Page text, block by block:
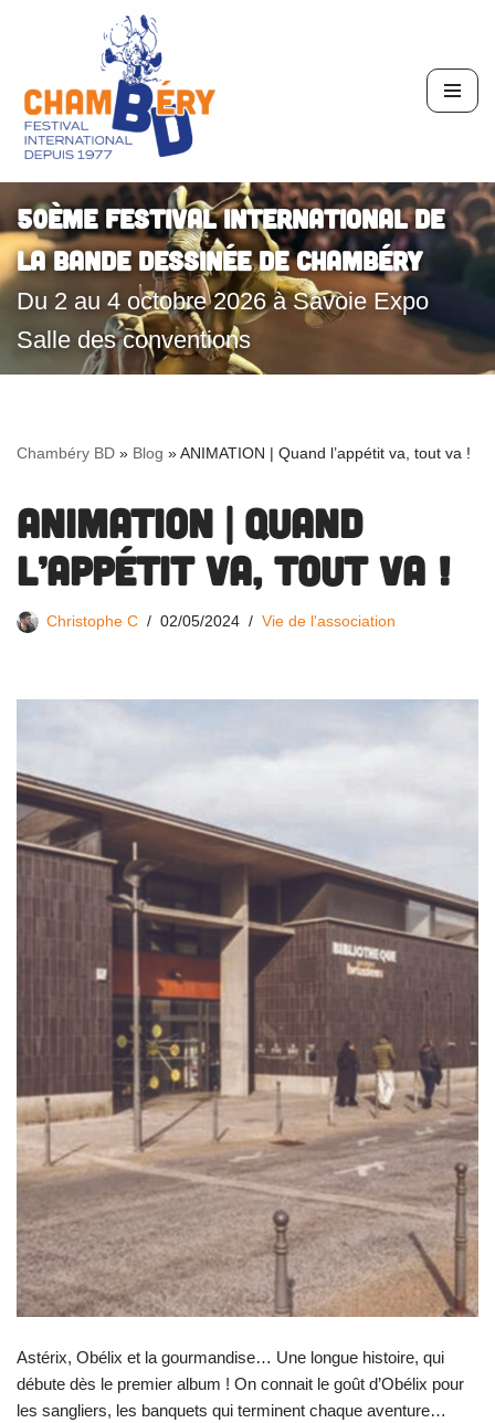
au
contenu
50ème Festival International de
la Bande Dessinée de Chambéry
Du 2 au 4 octobre 2026 à Savoie Expo
Salle des conventions
Chambéry BD » Blog »ANIMATION | Quand l’appétit va, tout va !
ANIMATION | Quand
l’appétit va, tout va !
Christophe C 02/05/2024 Vie de l'association
Astérix, Obélix et la gourmandise… Une longue histoire, qui
débute dès le premier album ! On connait le goût d’Obélix pour
les sangliers, les banquets qui terminent chaque aventure…